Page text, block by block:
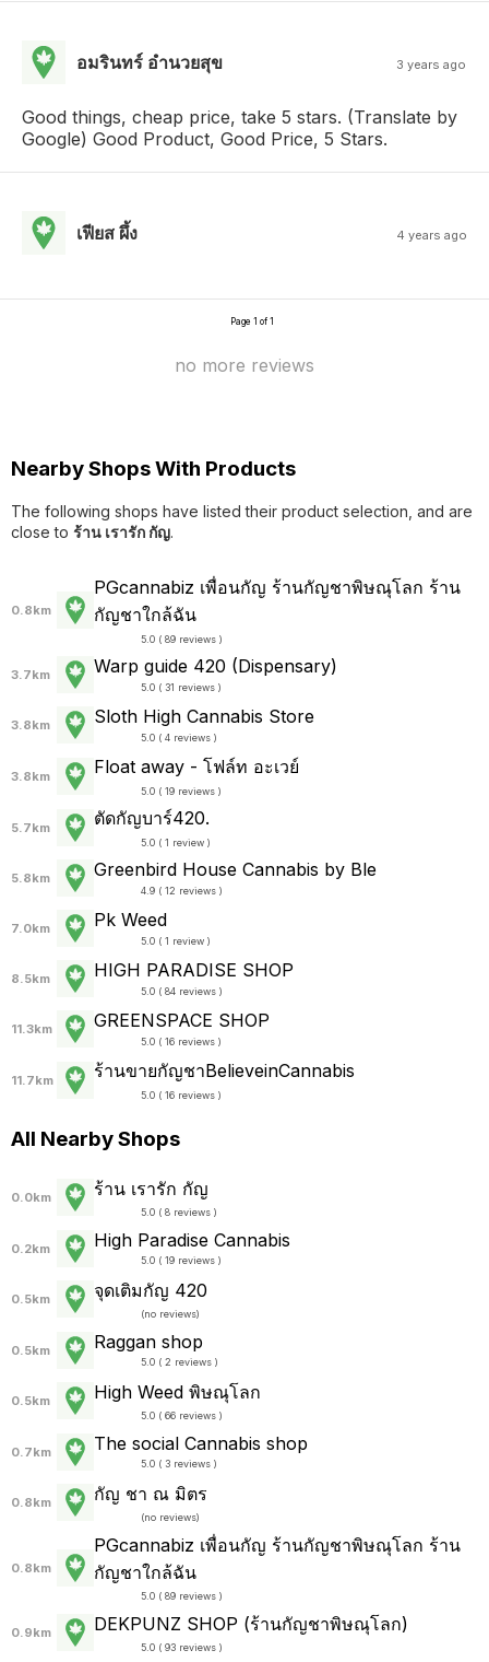
อมรินทร์ อํานวยสุข 3 years ago
Good things, cheap price, take 5 stars. (Translate by
Google) Good Product, Good Price, 5 Stars.
เฟียส ผึ้ง 4 years ago
Page 1 of 1
no more reviews
Nearby Shops With Products
The following shops have listed their product selection, and are
close to ร้าน เรารัก กัญ.
0.8km
PGcannabiz เพื่อนกัญ ร้านกัญชาพิษณุโลก ร้าน
กัญชาใกล้ฉัน
5.0 ( 89 reviews )
3.7km Warp guide 420 (Dispensary)
5.0 ( 31 reviews )
3.8km Sloth High Cannabis Store
5.0 ( 4 reviews )
3.8km Float away - โฟล์ท อะเวย์
5.0 ( 19 reviews )
5.7km ตัดกัญบาร์420.
5.0 ( 1 review )
5.8km Greenbird House Cannabis by Ble
4.9 ( 12 reviews )
7.0km Pk Weed
5.0 ( 1 review )
8.5km HIGH PARADISE SHOP
5.0 ( 84 reviews )
11.3km GREENSPACE SHOP
5.0 ( 16 reviews )
11.7km ร้านขายกัญชาBelieveinCannabis
5.0 ( 16 reviews )
All Nearby Shops
0.0km ร้าน เรารัก กัญ
5.0 ( 8 reviews )
0.2km High Paradise Cannabis
5.0 ( 19 reviews )
0.5km จุดเติมกัญ 420
(no reviews)
0.5km Raggan shop
5.0 ( 2 reviews )
0.5km High Weed พิษณุโลก
5.0 ( 66 reviews )
0.7km The social Cannabis shop
5.0 ( 3 reviews )
0.8km กัญ ชา ณ มิตร
(no reviews)
0.8km
PGcannabiz เพื่อนกัญ ร้านกัญชาพิษณุโลก ร้าน
กัญชาใกล้ฉัน
5.0 ( 89 reviews )
0.9km DEKPUNZ SHOP (ร้านกัญชาพิษณุโลก)
5.0 ( 93 reviews )